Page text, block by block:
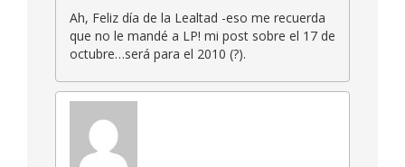
Ah, Feliz día de la Lealtad -eso me recuerda
que no le mandé a LP! mi post sobre el 17 de
octubre…será para el 2010 (?).